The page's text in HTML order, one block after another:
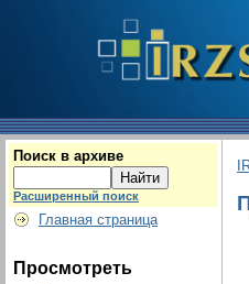
Поиск в архиве
Расширенный поиск
Главная страница
Просмотреть